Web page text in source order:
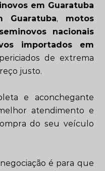
em Guaratuba
Guaratuba, motos
seminovos nacionais
importados em
de extrema
justo.
e aconchegante
atendimento e
do seu veículo
é para que